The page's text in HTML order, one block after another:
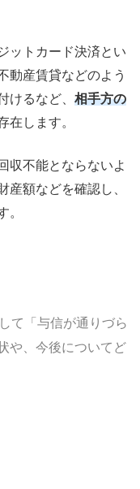
ットカード決済とい
動産賃貸などのよう
けるなど、 相手方の
在します。
収不能とならないよ
産額などを確認し、
。
て「与信が通りづら
や、今後についてど